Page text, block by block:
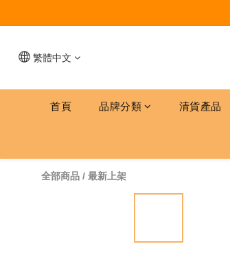
繁體中文
首頁 品牌分類 清貨產品
全部商品 / 最新上架